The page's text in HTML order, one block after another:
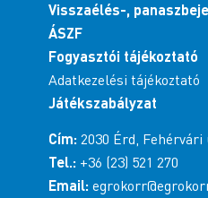
Visszaélés-,
ÁSZF
Fogyasztói tájékoztató
Adatkezelési tájékoztató
Játékszabályzat
Cím: 2030 Érd, Fehérvári
Tel.: +36 (23) 521 270
Email: